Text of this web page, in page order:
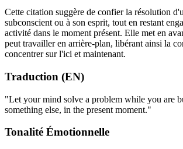
Cette citation suggère de confier la résolution
subconscient ou à son esprit, tout en restant
activité dans le moment présent. Elle met en
peut travailler en arrière-plan, libérant ainsi la
concentrer sur l'ici et maintenant.
Traduction (EN)
"Let your mind solve a problem while you are
something else, in the present moment."
Tonalité Émotionnelle